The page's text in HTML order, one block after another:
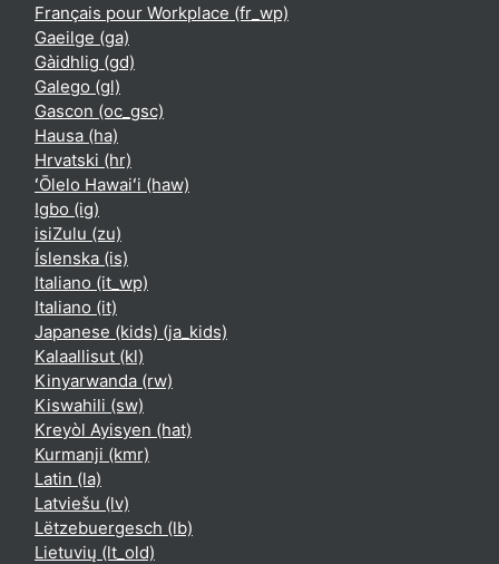
Français pour Workplace ‎(fr_wp)‎
Gaeilge ‎(ga)‎
Gàidhlig ‎(gd)‎
Galego ‎(gl)‎
Gascon ‎(oc_gsc)‎
Hausa ‎(ha)‎
Hrvatski ‎(hr)‎
ʻŌlelo Hawaiʻi ‎(haw)‎
Igbo ‎(ig)‎
isiZulu ‎(zu)‎
Íslenska ‎(is)‎
Italiano ‎(it_wp)‎
Italiano ‎(it)‎
Japanese (kids) ‎(ja_kids)‎
Kalaallisut ‎(kl)‎
Kinyarwanda ‎(rw)‎
Kiswahili ‎(sw)‎
Kreyòl Ayisyen ‎(hat)‎
Kurmanji ‎(kmr)‎
Latin ‎(la)‎
Latviešu ‎(lv)‎
Lëtzebuergesch ‎(lb)‎
Lietuvių ‎(lt_old)‎